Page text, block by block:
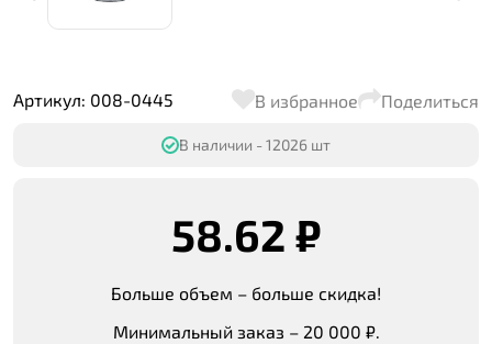
Артикул: 008-0445 В избранное Поделиться
В наличии - 12026 шт
58.62 ₽
Больше объем – больше скидка!
Минимальный заказ – 20 000 ₽.